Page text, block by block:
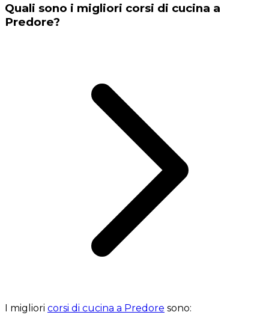
Quali sono i migliori corsi di cucina a
Predore?
I migliori corsi di cucina a Predore sono: